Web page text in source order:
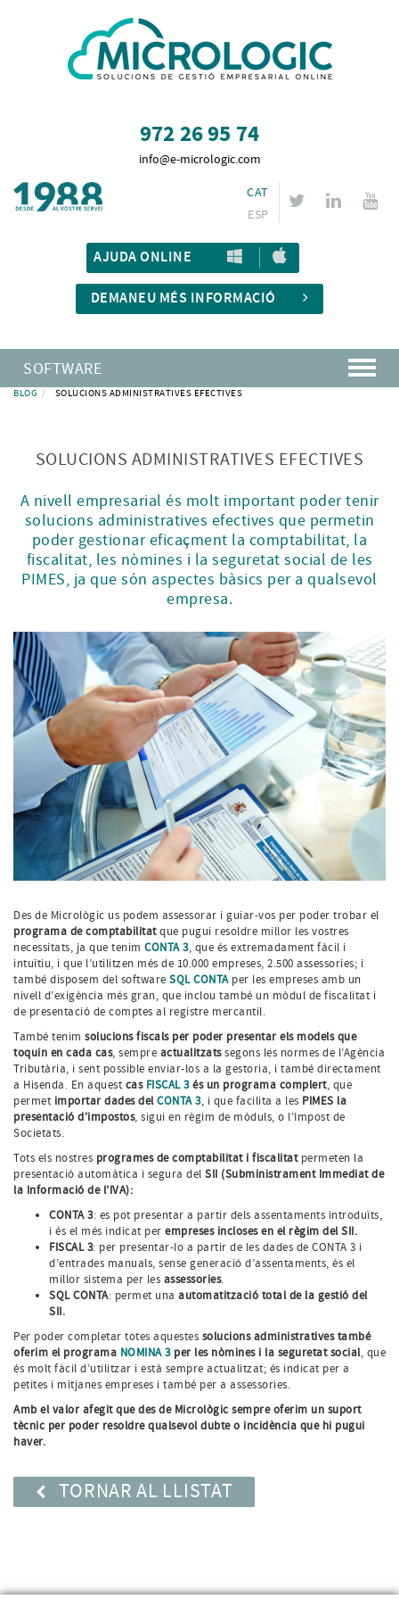
972 26 95 74
info@e-micrologic.com
CAT
ESP
AJUDA ONLINE
DEMANEU MÉS INFORMACIÓ
SOFTWARE
BLOG SOLUCIONS ADMINISTRATIVES EFECTIVES
SOLUCIONS ADMINISTRATIVES EFECTIVES
A nivell empresarial és molt important poder tenir
solucions administratives efectives que permetin
poder gestionar eficaçment la comptabilitat, la
fiscalitat, les nòmines i la seguretat social de les
PIMES, ja que són aspectes bàsics per a qualsevol
empresa.
Des de Micrològic us podem assessorar i guiar-vos per poder trobar el
programa de comptabilitatque pugui resoldre millor les vostres
necessitats, ja que tenim CONTA 3, que és extremadament fàcil i
intuïtiu, i que l’utilitzen més de 10.000 empreses, 2.500 assessories; i
també disposem del software SQL CONTAper les empreses amb un
nivell d’exigència més gran, que inclou també un mòdul de fiscalitat i
de presentació de comptes al registre mercantil.
També tenim solucions fiscals per poder presentar els models que
toquin en cada cas, sempre actualitzatssegons les normes de l’Agència
Tributària, i sent possible enviar-los a la gestoria, i també directament
a Hisenda. En aquestcas FISCAL 3és un programa complert, que
permet importar dades delCONTA 3, i que facilita a les PIMES la
presentació d’impostos, sigui en règim de mòduls, o l’Impost de
Societats.
Tots els nostres programes de comptabilitat i fiscalitatpermeten la
presentació automàtica i segura del SII (Subministrament Immediat de
la Informació de l’IVA):
CONTA 3: es pot presentar a partir dels assentaments introduïts,
i és el més indicat per empreses incloses en el règim del SII.
FISCAL 3: per presentar-lo a partir de les dades de CONTA 3 i
d’entrades manuals, sense generació d’assentaments, és el
millor sistema per les assessories.
SQL CONTA: permet una automatització total de la gestió del
SII.
Per poder completar totes aquestes solucions administratives també
oferim el programa NOMINA 3per les nòmines i la seguretat social, que
és molt fàcil d’utilitzar i està sempre actualitzat; és indicat per a
petites i mitjanes empreses i també per a assessories.
Amb el valor afegit que des de Micrològic sempre oferim un suport
tècnic per poder resoldre qualsevol dubte o incidència que hi pugui
haver.
TORNAR AL LLISTAT